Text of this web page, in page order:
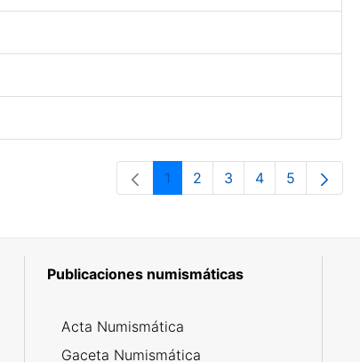
Página
1 Página
2 Página
3 Página
4 Página
5
Publicaciones numismáticas
Acta Numismática
Gaceta Numismática